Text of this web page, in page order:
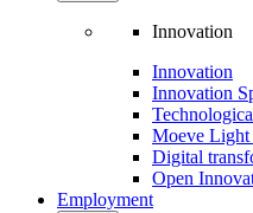
Innovation
Innovation
Innovation
Moeve
Digital
Open
Employment